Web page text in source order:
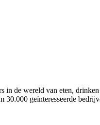
de wereld van eten,
geïnteresseerde